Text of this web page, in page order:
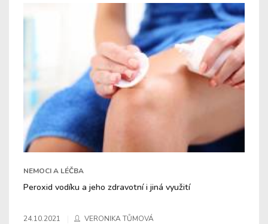
NEMOCI A LÉČBA
Peroxid vodíku a jeho zdravotní i jiná využití
24.10.2021 VERONIKA TŮMOVÁ